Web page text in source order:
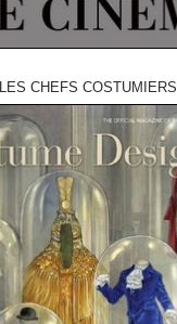
LES CHEFS COSTUMIERS